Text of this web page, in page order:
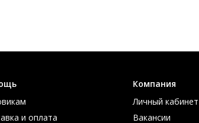
и оплата
Компания
Личный кабинет
Вакансии